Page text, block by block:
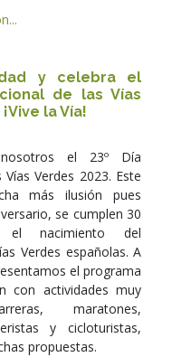
y celebra el
de las Vías
la Vía!
el 23º Día
Verdes 2023. Este
más ilusión pues
se cumplen 30
el nacimiento del
Verdes españolas. A
el programa
con actividades muy
maratones,
y cicloturistas,
propuestas.